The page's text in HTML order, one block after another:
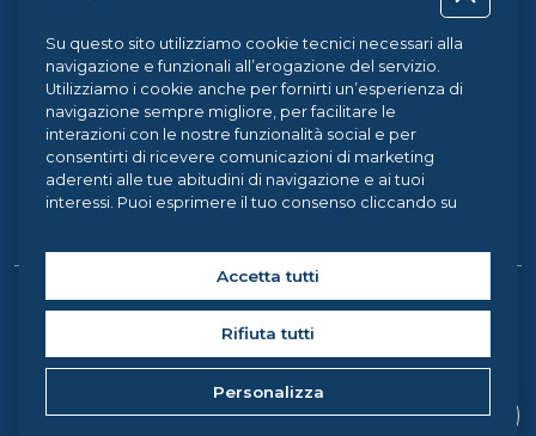
Accessibilità
Privacy
Termini e Condizioni
Cookie Policy
Copyright © 2026 Federica Weblearning, all rights reserved. |
Federica Weblearning - Centro di Ateneo per l'Innovazione, la
Sperimentazione e la Diffusione della Didattica Multimediale
Università degli Studi di Napoli Federico II, via Partenope 36 -
80121, Napoli (Italy) C.F. 00876220633
Su questo sito utilizziamo cookie tecnici necessari alla
navigazione e funzionali all’erogazione del servizio.
Utilizziamo i cookie anche per fornirti un’esperienza di
navigazione sempre migliore, per facilitare le
interazioni con le nostre funzionalità social e per
consentirti di ricevere comunicazioni di marketing
aderenti alle tue abitudini di navigazione e ai tuoi
interessi. Puoi esprimere il tuo consenso cliccando su
tue preferenze accedendo al nostro
visitando la nostraCookie Policy.
Accetta tutti
Rifiuta tutti
Personalizza